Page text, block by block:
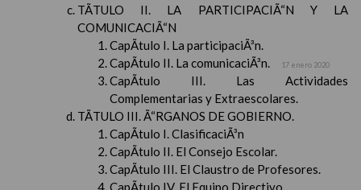
TÃTULO II. LA PARTICIPACIÃ“N Y LA
COMUNICACIÃ“N
CapÃ­tulo I. La participaciÃ³n.
CapÃ­tulo II. La comunicaciÃ³n.
17 enero 2020
CapÃ­tulo III. Las Actividades
Complementarias y Extraescolares.
TÃTULO III. Ã“RGANOS DE GOBIERNO.
CapÃ­tulo I. ClasificaciÃ³n
CapÃ­tulo II. El Consejo Escolar.
CapÃ­tulo III. El Claustro de Profesores.
CapÃ­tulo IV. El Equipo Directivo.